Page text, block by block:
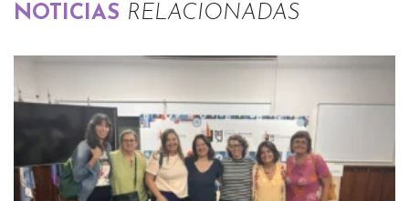
NOTICIAS RELACIONADAS